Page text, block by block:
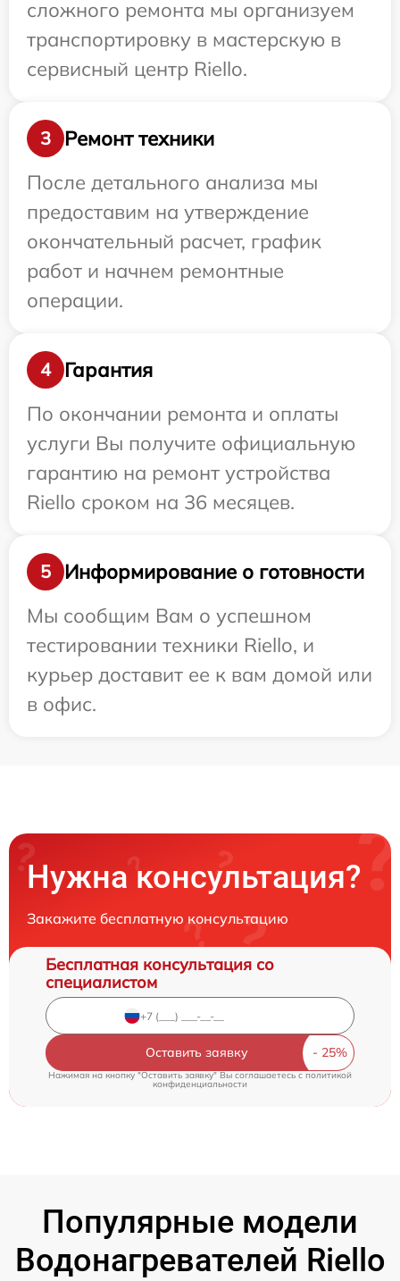
сложного ремонта мы организуем
транспортировку в мастерскую в
сервисный центр Riello.
3
Ремонт техники
После детального анализа мы
предоставим на утверждение
окончательный расчет, график
работ и начнем ремонтные
операции.
4
Гарантия
По окончании ремонта и оплаты
услуги Вы получите официальную
гарантию на ремонт устройства
Riello сроком на 36 месяцев.
5
Информирование о готовности
Мы сообщим Вам о успешном
тестировании техники Riello, и
курьер доставит ее к вам домой или
в офис.
Нужна консультация?
Закажите бесплатную консультацию
Бесплатная консультация со
специалистом
Оставить заявку
Нажимая на кнопку "Оставить заявку" Вы соглашаетесь c политикой
конфиденциальности
Популярные модели
Водонагревателей Riello